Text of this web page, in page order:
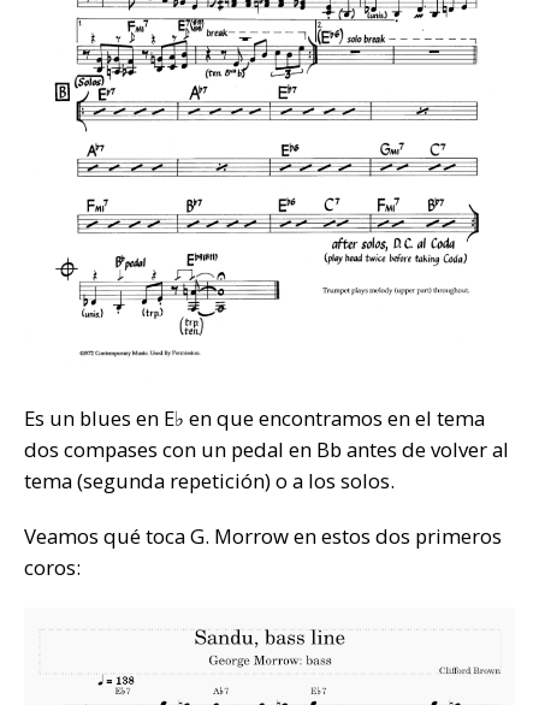
Es un blues en E♭ en que encontramos en el tema
dos compases con un pedal en Bb antes de volver al
tema (segunda repetición) o a los solos.
Veamos qué toca G. Morrow en estos dos primeros
coros: